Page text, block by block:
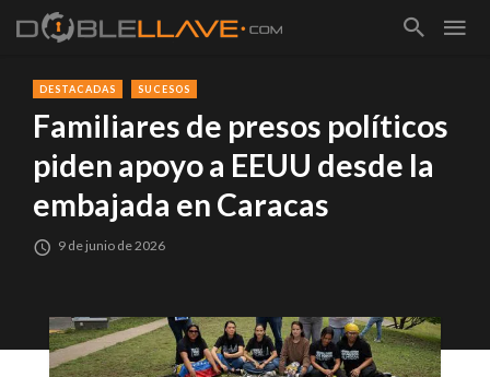
DESTACADAS SUCESOS
Familiares de presos políticos
piden apoyo a EEUU desde la
embajada en Caracas
9 de junio de 2026